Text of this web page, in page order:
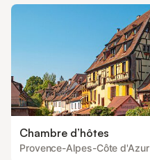
Chambre d’hôtes
Provence-Alpes-Côte d'Azur